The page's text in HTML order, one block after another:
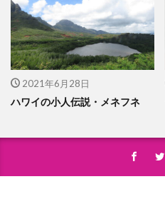
2021年6月28日
ハワイの小人伝説・メネフネ